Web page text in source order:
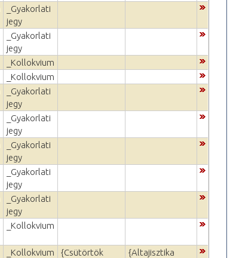
_Gyakorlati
jegy
_Gyakorlati
jegy
_Kollokvium
_Kollokvium
_Gyakorlati
jegy
_Gyakorlati
jegy
_Gyakorlati
jegy
_Gyakorlati
jegy
_Gyakorlati
jegy
_Kollokvium
_Kollokvium
{Csütörtök
{Altajisztika